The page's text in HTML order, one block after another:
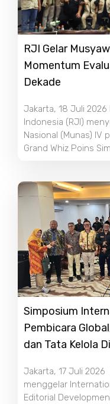
RJI Gelar
Momentum
Dekade
Jakarta, 18 Juli
Indonesia (RJI)
Nasional (Munas) IV
Grand Whiz Poins
Simposium
Pembicara
dan Tata Kelola
Jakarta, 17 Juli
menggelar
Editorial